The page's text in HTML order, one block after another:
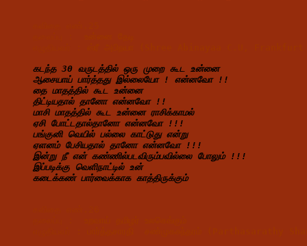
கடந்த 30 வருடத்தில் ஒரு முறை கூட உன்னை
ஆசையாய் பார்த்தது இல்லையோ ! என்னவோ !!
தை மாதத்தில் கூட உன்னை
திட்டியதால் தானோ என்னவோ !!
மாசி மாதத்தில் கூட உன்னை ராசிக்காமல்
ஏசி போட்டதால்தானோ என்னவோ !!!
பங்குனி வெயில் பல்லை காட்டுது என்று
ஏளனம் பேசியதால் தானோ என்னவோ !!!
இன்று நீ என் கண்ணில்படவிரும்பவில்லை போலும் !!!
இப்படிக்கு வெளிநாட்டில் உன்
கடைக்கண் பார்வைக்காக காத்திருக்கும்